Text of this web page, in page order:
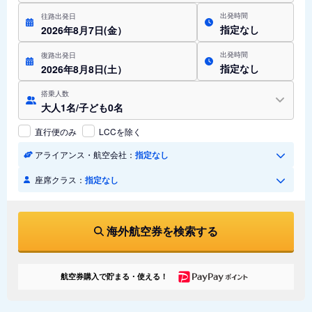
往路出発日
2026年8月7日(金）
出発時間
指定なし
復路出発日
2026年8月8日(土）
出発時間
指定なし
搭乗人数
大人1名/子ども0名
直行便のみ
LCCを除く
アライアンス・航空会社： 指定なし
座席クラス： 指定なし
海外航空券を検索する
航空券購入で貯まる・使える！